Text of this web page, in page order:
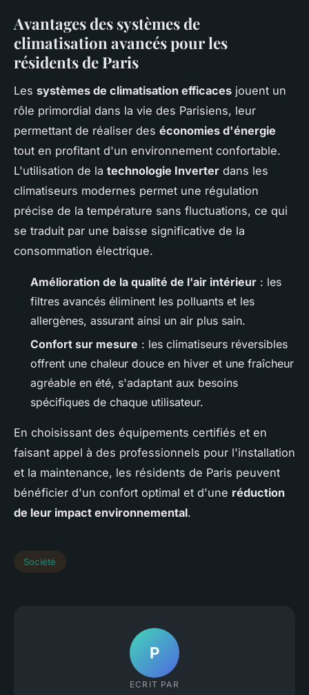
Avantages des systèmes de
climatisation avancés pour les
résidents de Paris
Les systèmes de climatisation efficaces jouent un
rôle primordial dans la vie des Parisiens, leur
permettant de réaliser des économies d'énergie
tout en profitant d'un environnement confortable.
L'utilisation de la technologie Inverter dans les
climatiseurs modernes permet une régulation
précise de la température sans fluctuations, ce qui
se traduit par une baisse significative de la
consommation électrique.
Amélioration de la qualité de l'air intérieur : les
filtres avancés éliminent les polluants et les
allergènes, assurant ainsi un air plus sain.
Confort sur mesure : les climatiseurs réversibles
offrent une chaleur douce en hiver et une fraîcheur
agréable en été, s'adaptant aux besoins
spécifiques de chaque utilisateur.
En choisissant des équipements certifiés et en
faisant appel à des professionnels pour l'installation
et la maintenance, les résidents de Paris peuvent
bénéficier d'un confort optimal et d'une réduction
de leur impact environnemental.
Société
P
ECRIT PAR